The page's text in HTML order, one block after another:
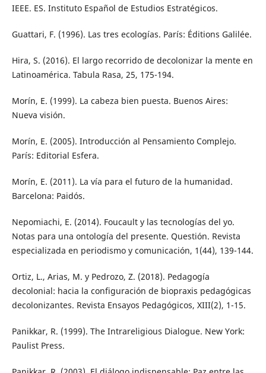
IEEE. ES. Instituto Español de Estudios Estratégicos.
Guattari, F. (1996). Las tres ecologías. París: Éditions Galilée.
Hira, S. (2016). El largo recorrido de decolonizar la mente en
Latinoamérica. Tabula Rasa, 25, 175-194.
Morín, E. (1999). La cabeza bien puesta. Buenos Aires:
Nueva visión.
Morín, E. (2005). Introducción al Pensamiento Complejo.
París: Editorial Esfera.
Morín, E. (2011). La vía para el futuro de la humanidad.
Barcelona: Paidós.
Nepomiachi, E. (2014). Foucault y las tecnologías del yo.
Notas para una ontología del presente. Questión. Revista
especializada en periodismo y comunicación, 1(44), 139-144.
Ortiz, L., Arias, M. y Pedrozo, Z. (2018). Pedagogía
decolonial: hacia la configuración de biopraxis pedagógicas
decolonizantes. Revista Ensayos Pedagógicos, XIII(2), 1-15.
Panikkar, R. (1999). The Intrareligious Dialogue. New York:
Paulist Press.